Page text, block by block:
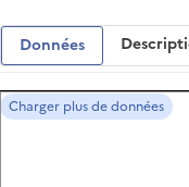
Données
Charger plus de données